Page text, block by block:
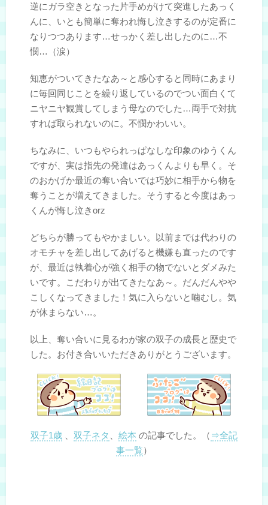
逆にガラ空きとなった片手めがけて突進したあっく
んに、いとも簡単に奪われ悔し泣きするのが定番に
なりつつあります…せっかく差し出したのに…不
憫…（涙）
知恵がついてきたなあ～と感心すると同時にあまり
に毎回同じことを繰り返しているのでつい面白くて
ニヤニヤ観賞してしまう母なのでした…両手で対抗
すれば取られないのに。不憫かわいい。
ちなみに、いつもやられっぱなしな印象のゆうくん
ですが、実は指先の発達はあっくんよりも早く。そ
のおかげか最近の奪い合いでは巧妙に相手から物を
奪うことが増えてきました。そうすると今度はあっ
くんが悔し泣きorz
どちらが勝ってもやかましい。以前までは代わりの
オモチャを差し出してあげると機嫌も直ったのです
が、最近は執着心が強く相手の物でないとダメみた
いです。こだわりが出てきたなあ～。だんだんやや
こしくなってきました！気に入らないと噛むし。気
が休まらない…。
以上、奪い合いに見るわが家の双子の成長と歴史で
した。お付き合いいただきありがとうございます。
双子1歳 双子ネタ 絵本 の記事でした。（ ⇒全記
事一覧）